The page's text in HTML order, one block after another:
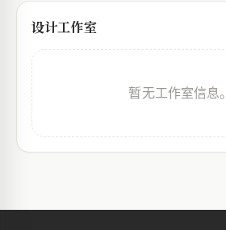
设计工作室
暂无工作室信息。